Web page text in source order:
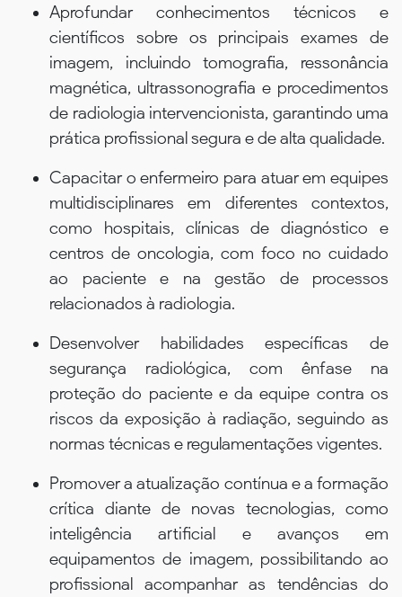
Aprofundar conhecimentos técnicos e
científicos sobre os principais exames de
imagem, incluindo tomografia, ressonância
magnética, ultrassonografia e procedimentos
de radiologia intervencionista, garantindo uma
prática profissional segura e de alta qualidade.
Capacitar o enfermeiro para atuar em equipes
multidisciplinares em diferentes contextos,
como hospitais, clínicas de diagnóstico e
centros de oncologia, com foco no cuidado
ao paciente e na gestão de processos
relacionados à radiologia.
Desenvolver habilidades específicas de
segurança radiológica, com ênfase na
proteção do paciente e da equipe contra os
riscos da exposição à radiação, seguindo as
normas técnicas e regulamentações vigentes.
Promover a atualização contínua e a formação
crítica diante de novas tecnologias, como
inteligência artificial e avanços em
equipamentos de imagem, possibilitando ao
profissional acompanhar as tendências do